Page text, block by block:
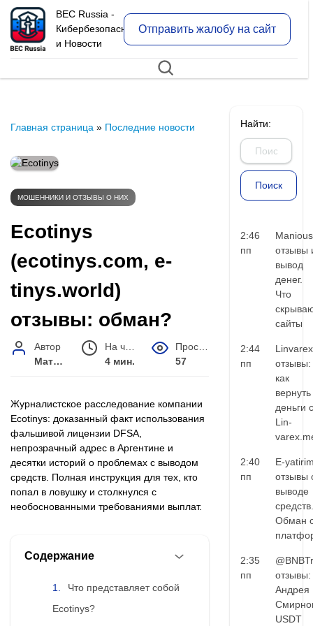
BEC Russia -
Кибербезопасность
и Новости
Отправить жалобу на сайт
Главная страница » Последние новости
МОШЕННИКИ И ОТЗЫВЫ О НИХ
Ecotinys
(ecotinys.com, e-
tinys.world)
отзывы: обман?
Автор
Матвей Иванов
4 мин.
57
Журналистское расследование компании
Ecotinys: доказанный факт использования
фальшивой лицензии DFSA,
непрозрачный адрес в Аргентине и
десятки историй о проблемах с выводом
средств. Полная инструкция для тех, кто
попал в ловушку и столкнулся с
необоснованными требованиями выплат.
Содержание
Что представляет собой
Ecotinys?
Найти:
2:46
пп
Manious
отзывы
вывод
денег.
Что
сайты
2:44
пп
Linvarex
отзывы:
как
вернуть
деньги с
Lin-
2:40
пп
E-
отзывы
выводе
средств.
Обман
2:35
пп
Андрея
USDT